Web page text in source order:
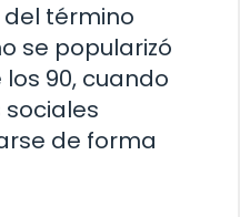
del término
se popularizó
90, cuando
sociales
de forma